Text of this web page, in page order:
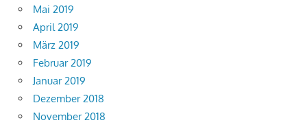
Mai 2019
April 2019
März 2019
Februar 2019
Januar 2019
Dezember 2018
November 2018